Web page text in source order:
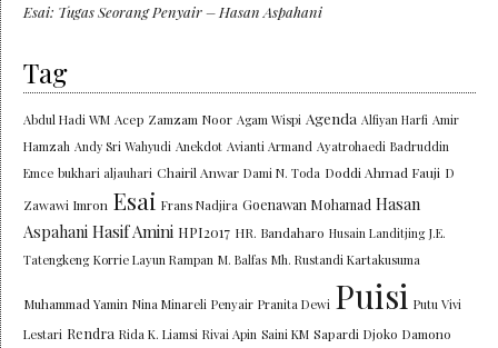
Esai: Tugas Seorang Penyair – Hasan Aspahani
Tag
Abdul Hadi WM Acep Zamzam Noor Agam Wispi Agenda Alfiyan Harfi Amir
Hamzah Andy Sri Wahyudi Anekdot Avianti Armand Ayatrohaedi Badruddin
Emce bukhari aljauhari Chairil Anwar Dami N. Toda Doddi Ahmad Fauji D
Zawawi Imron Esai Frans Nadjira Goenawan Mohamad Hasan
Aspahani Hasif Amini HPI2017 HR. Bandaharo Husain Landitjing J.E.
Tatengkeng Korrie Layun Rampan M. Balfas Mh. Rustandi Kartakusuma
Muhammad Yamin Nina Minareli Penyair Pranita Dewi Puisi Putu Vivi
Lestari Rendra Rida K. Liamsi Rivai Apin Saini KM Sapardi Djoko Damono